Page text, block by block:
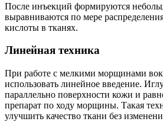
После инъекций формируются
выравниваются по мере
кислоты в тканях.
Линейная техника
При работе с мелкими морщинами
использовать линейное введение.
параллельно поверхности кожи и
препарат по ходу морщины. Такая
улучшить качество ткани без